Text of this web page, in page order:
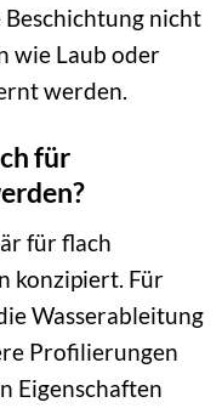
Beschichtung nicht
wie Laub oder
werden.
für
für flach
konzipiert. Für
Wasserableitung
Profilierungen
Eigenschaften